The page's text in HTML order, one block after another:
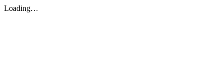
Loading…